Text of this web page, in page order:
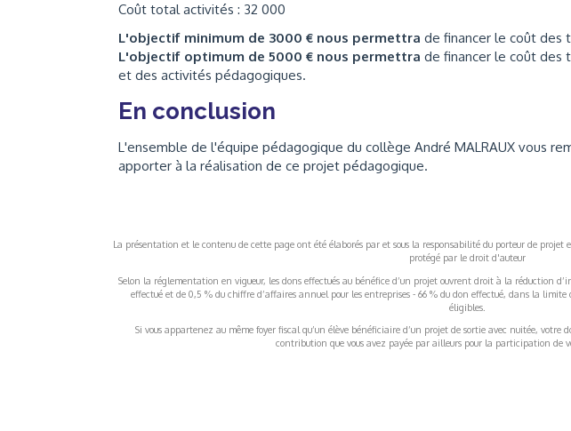
Coût total activités : 32 000
L'objectif minimum de 3000 € nous permettra de financer le coût des
L'objectif optimum de 5000 € nous permettra de financer le coût des
et des activités pédagogiques.
En conclusion
L'ensemble de l'équipe pédagogique du collège André MALRAUX vous
apporter à la réalisation de ce projet pédagogique.
La présentation et le contenu de cette page ont été élaborés par et sous la responsabilité du porteur de
protégé par le droit d'auteur
Selon la réglementation en vigueur, les dons effectués au bénéfice d’un projet ouvrent droit à la réduction
effectué et de 0,5 % du chiffre d’affaires annuel pour les entreprises - 66 % du don effectué, dans la
éligibles.
Si vous appartenez au même foyer fiscal qu’un élève bénéficiaire d’un projet de sortie avec nuitée, votre
contribution que vous avez payée par ailleurs pour la participation de